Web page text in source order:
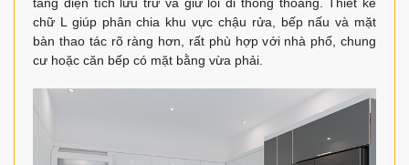
chữ L giúp phân chia khu vực chậu rửa, bếp nấu và mặt
bàn thao tác rõ ràng hơn, rất phù hợp với nhà phố, chung
cư hoặc căn bếp có mặt bằng vừa phải.